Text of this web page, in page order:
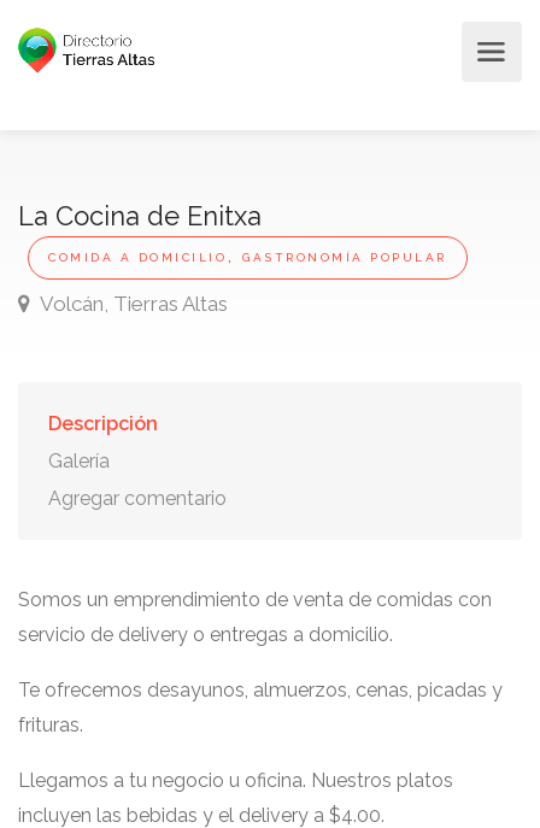
La Cocina de Enitxa
COMIDA A DOMICILIO , GASTRONOMÍA POPULAR
Volcán, Tierras Altas
Descripción
Galería
Agregar comentario
Somos un emprendimiento de venta de comidas con
servicio de delivery o entregas a domicilio.
Te ofrecemos desayunos, almuerzos, cenas, picadas y
frituras.
Llegamos a tu negocio u oficina. Nuestros platos
incluyen las bebidas y el delivery a $4.00.